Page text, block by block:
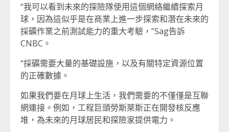
“我可以看到未來的探險隊使用這個網絡繼續探索月
球，因為這似乎是在商業上進一步探索和潛在未來的
採礦作業之前測試能力的重大考驗，”Sag告訴
CNBC。
“採礦需要大量的基礎設施，以及有關特定資源位置
的正確數據。
如果我們要在月球上生活，我們需要的不僅僅是互聯
網連接。例如，工程巨頭勞斯萊斯正在開發核反應
堆，為未來的月球居民和探險家提供電力。